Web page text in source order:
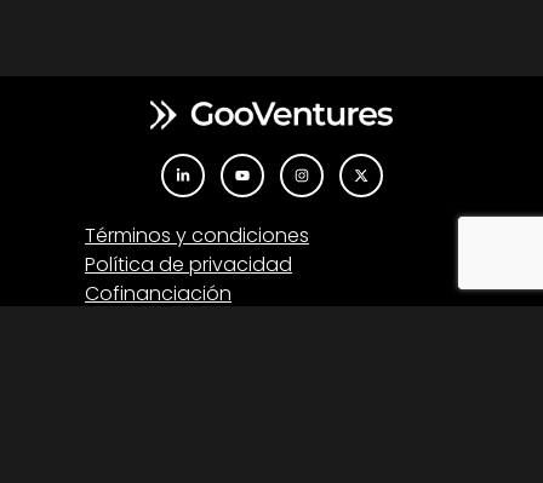
Términos y condiciones
Política de privacidad
Cofinanciación